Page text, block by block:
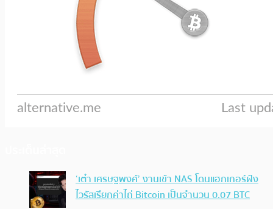
‘เต๋า เศรษฐพงศ์’ งานเข้า NAS โดนแฮกเกอร์ฝัง
ไวรัสเรียกค่าไถ่ Bitcoin เป็นจำนวน 0.07 BTC